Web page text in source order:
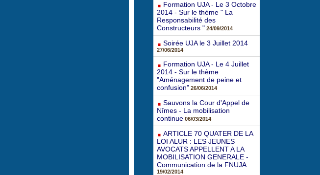
Formation UJA - Le 3 Octobre
2014 - Sur le thème " La
Responsabilité des
Constructeurs " 24/09/2014
Soirée UJA le 3 Juillet 2014
27/06/2014
Formation UJA - Le 4 Juillet
2014 - Sur le thème
"Aménagement de peine et
confusion" 26/06/2014
Sauvons la Cour d'Appel de
Nîmes - La mobilisation
continue 06/03/2014
ARTICLE 70 QUATER DE LA
LOI ALUR : LES JEUNES
AVOCATS APPELLENT A LA
MOBILISATION GENERALE -
Communication de la FNUJA
19/02/2014